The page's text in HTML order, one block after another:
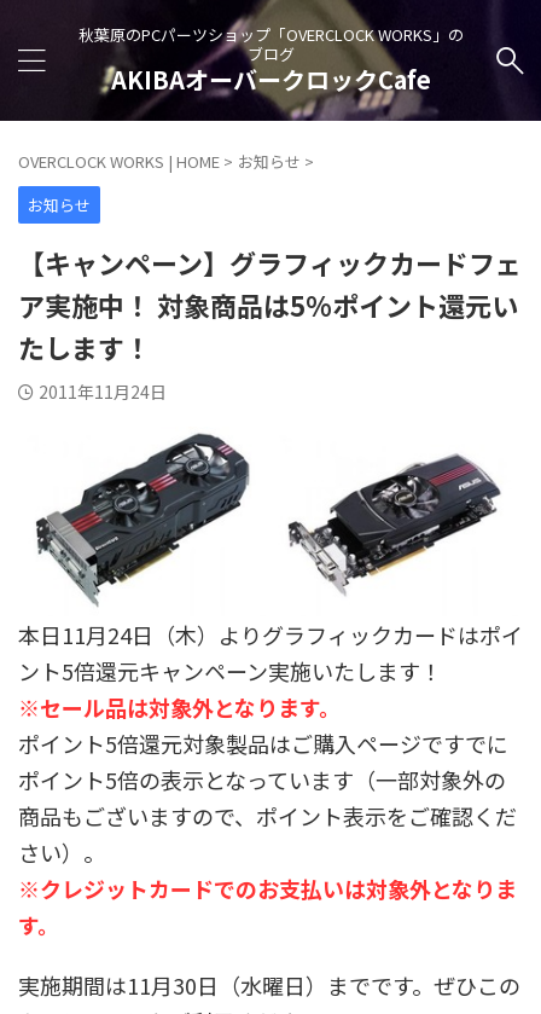
秋葉原のPCパーツショップ「OVERCLOCK WORKS」の
ブログ
AKIBAオーバークロックCafe
OVERCLOCK WORKS | HOME > お知らせ >
お知らせ
【キャンペーン】グラフィックカードフェ
ア実施中！ 対象商品は5%ポイント還元い
たします！
2011年11月24日
本日11月24日（木）よりグラフィックカードはポイ
ント5倍還元キャンペーン実施いたします！
※セール品は対象外となります。
ポイント5倍還元対象製品はご購入ページですでに
ポイント5倍の表示となっています（一部対象外の
商品もございますので、ポイント表示をご確認くだ
さい）。
※クレジットカードでのお支払いは対象外となりま
す。
実施期間は11月30日（水曜日）までです。ぜひこの